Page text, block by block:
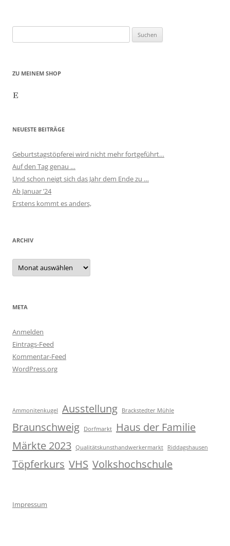
nach:
ZU MEINEM SHOP
Etsy
NEUESTE BEITRÄGE
Geburtstagstöpferei wird nicht mehr fortgeführt…
Auf den Tag genau …
Und schon neigt sich das Jahr dem Ende zu …
Ab Januar ’24
Erstens kommt es anders,
ARCHIV
Archiv
META
Anmelden
Eintrags-Feed
Kommentar-Feed
WordPress.org
Ammonitenkugel Ausstellung Brackstedter Mühle
Braunschweig Dorfmarkt
Haus der Familie
Märkte 2023 Qualitätskunsthandwerkermarkt Riddagshausen
Töpferkurs VHS Volkshochschule
Impressum